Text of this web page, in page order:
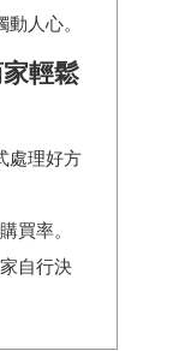
人心。
輕鬆
處理好方
買率。
自行決